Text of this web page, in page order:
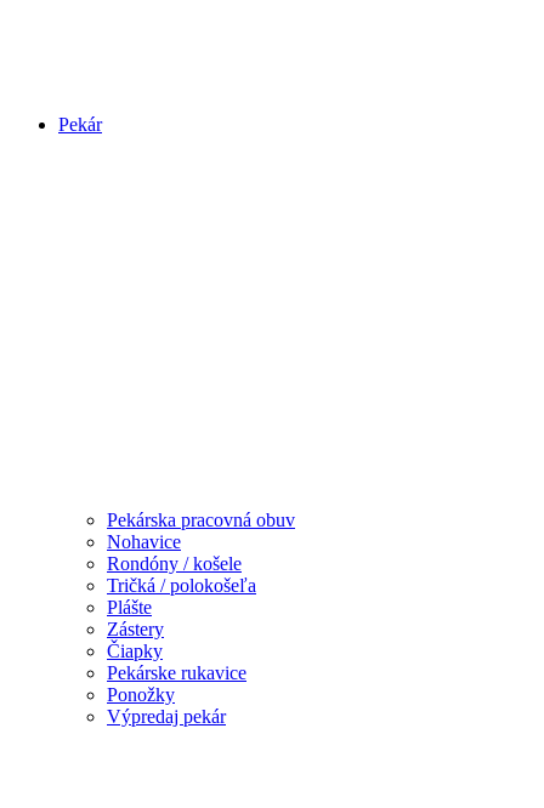
Pekár
Pekárska pracovná obuv
Nohavice
Rondóny / košele
Tričká / polokošeľa
Plášte
Zástery
Čiapky
Pekárske rukavice
Ponožky
Výpredaj pekár